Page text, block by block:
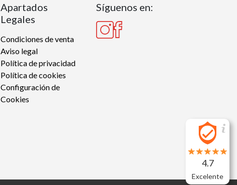
Apartados
Legales
Condiciones de venta
Aviso legal
Política de privacidad
Política de cookies
Configuración de
Cookies
Síguenos en:
4.7
Excelente